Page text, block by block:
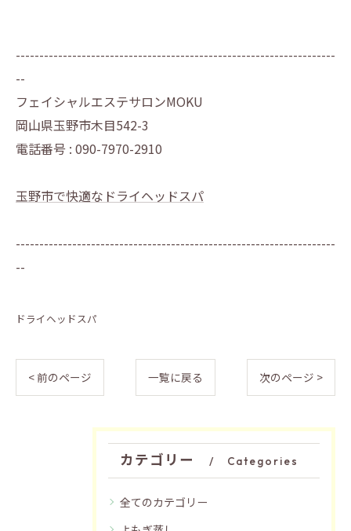
--------------------------------------------------------------------
--
フェイシャルエステサロンMOKU
岡山県玉野市木目542-3
電話番号 : 090-7970-2910
玉野市で快適なドライヘッドスパ
--------------------------------------------------------------------
--
ドライヘッドスパ
< 前のページ 一覧に戻る 次のページ >
カテゴリー Categories
全てのカテゴリー